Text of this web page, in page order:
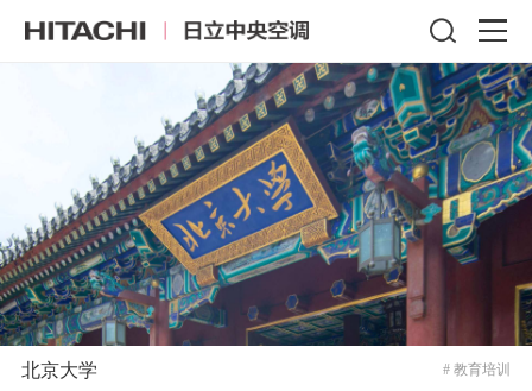
北京大学 # 教育培训